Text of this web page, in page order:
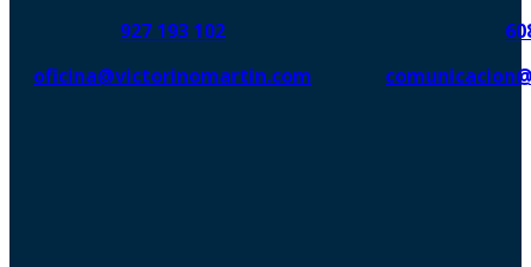
927 193 102
oficina@victorinomartin.com